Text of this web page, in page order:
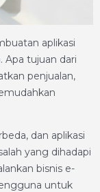
aplikasi
Apa tujuan dari
penjualan,
dan aplikasi
yang dihadapi
bisnis e-
untuk